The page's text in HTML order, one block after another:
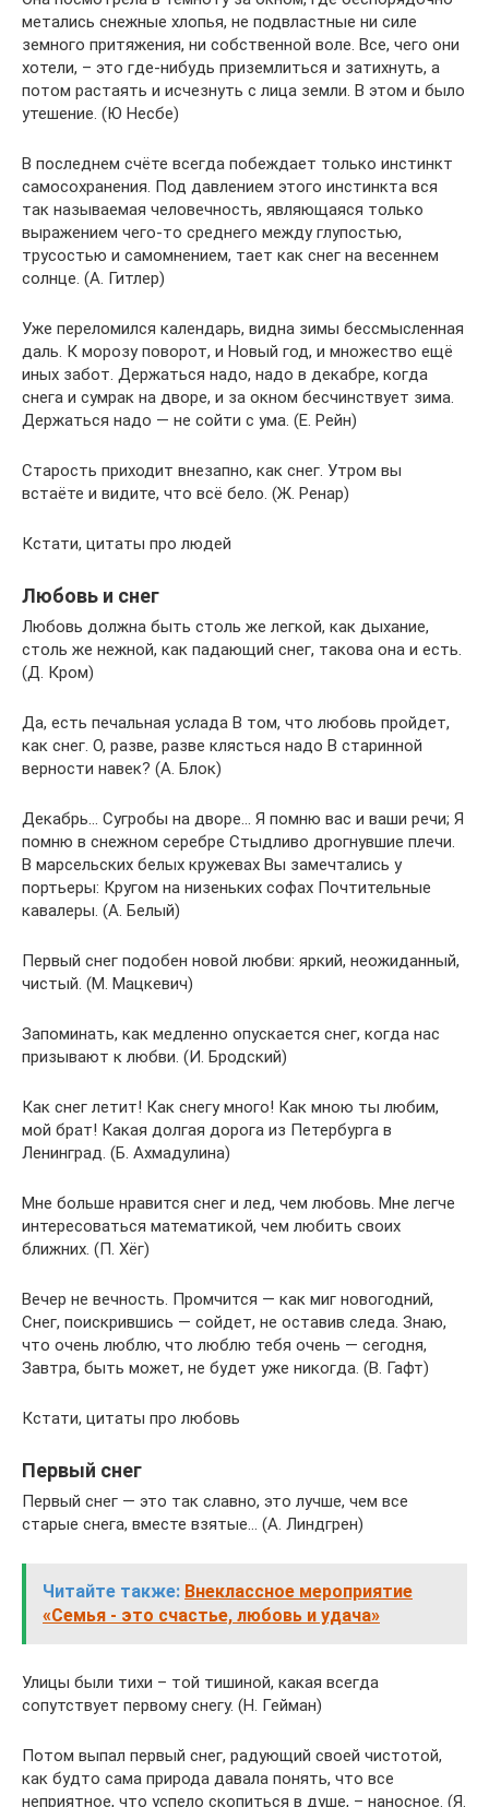
метались снежные хлопья, не подвластные ни силе
земного притяжения, ни собственной воле. Все, чего они
хотели, – это где-нибудь приземлиться и затихнуть, а
потом растаять и исчезнуть с лица земли. В этом и было
утешение. (Ю Несбе)
В последнем счёте всегда побеждает только инстинкт
самосохранения. Под давлением этого инстинкта вся
так называемая человечность, являющаяся только
выражением чего-то среднего между глупостью,
трусостью и самомнением, тает как снег на весеннем
солнце. (А. Гитлер)
Уже переломился календарь, видна зимы бессмысленная
даль. К морозу поворот, и Новый год, и множество ещё
иных забот. Держаться надо, надо в декабре, когда
снега и сумрак на дворе, и за окном бесчинствует зима.
Держаться надо — не сойти с ума. (Е. Рейн)
Старость приходит внезапно, как снег. Утром вы
встаёте и видите, что всё бело. (Ж. Ренар)
Кстати, цитаты про людей
Любовь и снег
Любовь должна быть столь же легкой, как дыхание,
столь же нежной, как падающий снег, такова она и есть.
(Д. Кром)
Да, есть печальная услада В том, что любовь пройдет,
как снег. О, разве, разве клясться надо В старинной
верности навек? (А. Блок)
Декабрь… Сугробы на дворе… Я помню вас и ваши речи; Я
помню в снежном серебре Стыдливо дрогнувшие плечи.
В марсельских белых кружевах Вы замечтались у
портьеры: Кругом на низеньких софах Почтительные
кавалеры. (А. Белый)
Первый снег подобен новой любви: яркий, неожиданный,
чистый. (М. Мацкевич)
Запоминать, как медленно опускается снег, когда нас
призывают к любви. (И. Бродский)
Как снег летит! Как снегу много! Как мною ты любим,
мой брат! Какая долгая дорога из Петербурга в
Ленинград. (Б. Ахмадулина)
Мне больше нравится снег и лед, чем любовь. Мне легче
интересоваться математикой, чем любить своих
ближних. (П. Хёг)
Вечер не вечность. Промчится — как миг новогодний,
Снег, поискрившись — сойдет, не оставив следа. Знаю,
что очень люблю, что люблю тебя очень — сегодня,
Завтра, быть может, не будет уже никогда. (В. Гафт)
Кстати, цитаты про любовь
Первый снег
Первый снег — это так славно, это лучше, чем все
старые снега, вместе взятые… (А. Линдгрен)
Читайте также: Внеклассное мероприятие
«Семья - это счастье, любовь и удача»
Улицы были тихи – той тишиной, какая всегда
сопутствует первому снегу. (Н. Гейман)
Потом выпал первый снег, радующий своей чистотой,
как будто сама природа давала понять, что все
неприятное, что успело скопиться в душе, – наносное. (Я.